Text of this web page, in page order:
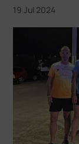
19 Jul 2024